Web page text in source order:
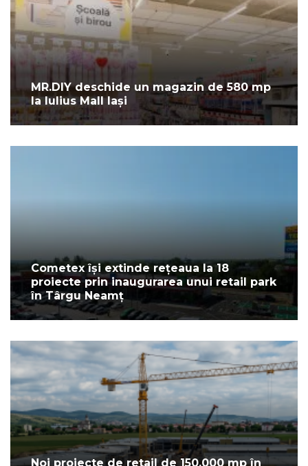
MR.DIY deschide un magazin de 580 mp
la Iulius Mall Iași
Cometex își extinde rețeaua la 18
proiecte prin inaugurarea unui retail park
în Târgu Neamț
Noi proiecte de retail de 150.000 mp în